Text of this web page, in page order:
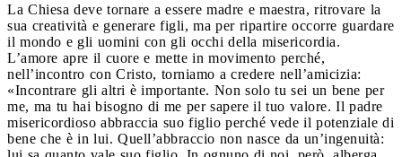
La Chiesa deve tornare a essere madre e maestra, ritrovare la
sua creatività e generare figli, ma per ripartire occorre guardare
il mondo e gli uomini con gli occhi della misericordia.
L’amore apre il cuore e mette in movimento perché,
nell’incontro con Cristo, torniamo a credere nell’amicizia:
«Incontrare gli altri è importante. Non solo tu sei un bene per
me, ma tu hai bisogno di me per sapere il tuo valore. Il padre
misericordioso abbraccia suo figlio perché vede il potenziale di
bene che è in lui. Quell’abbraccio non nasce da un’ingenuità: